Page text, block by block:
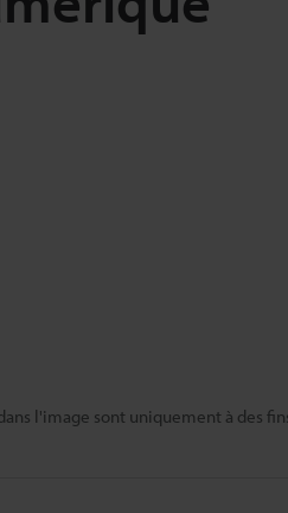
l'image sont uniquement à des